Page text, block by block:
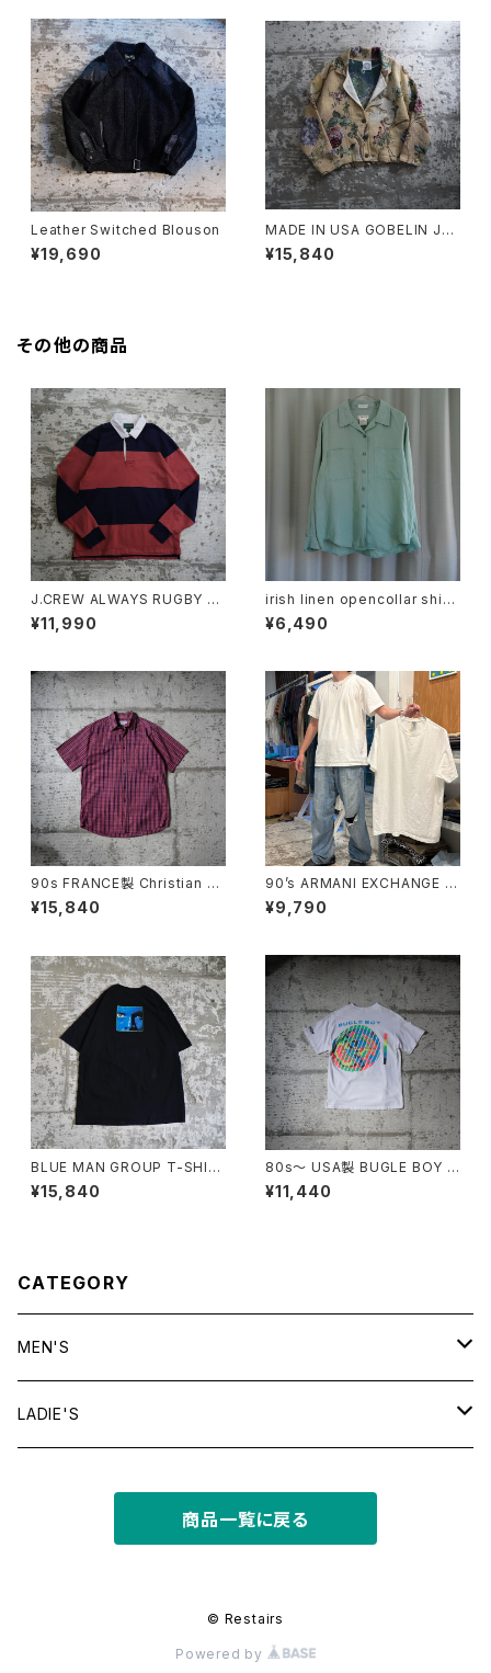
Leather Switched Blouson
¥19,690
MADE IN USA GOBELIN JA
CKET
¥15,840
その他の商品
J.CREW ALWAYS RUGBY S
HIRT "PINK"
¥11,990
irish linen opencollar shirt
"mint"
¥6,490
90s FRANCE製 Christian Di
or Checkered S/S Shirt
¥15,840
90’s ARMANI EXCHANGE Pl
ain T-shirt
¥9,790
BLUE MAN GROUP T-SHIR
T
¥15,840
80s〜 USA製 BUGLE BOY S
WIM Puff Print Tee
¥11,440
CATEGORY
MEN'S
tops
LADIE'S
商品一覧に戻る
© Restairs
Powered by